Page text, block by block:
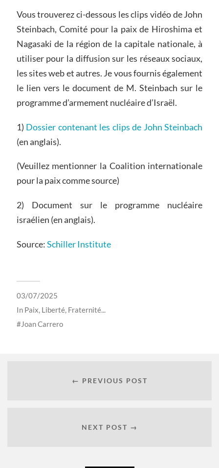
Vous trouverez ci-dessous les clips vidéo de John
Steinbach, Comité pour la paix de Hiroshima et
Nagasaki de la région de la capitale nationale, à
utiliser pour la diffusion sur les réseaux sociaux,
les sites web et autres. Je vous fournis également
le lien vers le document de M. Steinbach sur le
programme d’armement nucléaire d’Israël.
1) Dossier contenant les clips de John Steinbach
(en anglais).
(Veuillez mentionner la Coalition internationale
pour la paix comme source)
2) Document sur le programme nucléaire
israélien (en anglais).
Source:Schiller Institute
03/07/2025
In Paix, Liberté, Fraternité...
Joan Carrero
← PREVIOUS POST
NEXT POST →